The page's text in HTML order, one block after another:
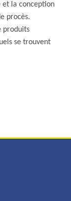
et la conception
procès.
produits
se trouvent